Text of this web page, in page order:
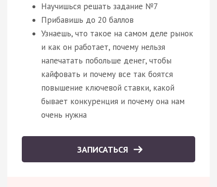
Научишься решать задание №7
Прибавишь до 20 баллов
Узнаешь, что такое на самом деле рынок
и как он работает, почему нельзя
напечатать побольше денег, чтобы
кайфовать и почему все так боятся
повышение ключевой ставки, какой
бывает конкуренция и почему она нам
очень нужна
ЗАПИСАТЬСЯ